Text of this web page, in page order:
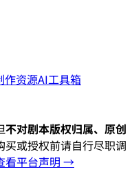
作资源AI工具箱
不对剧本版权归属、原创
买或授权前请自行尽职调
看平台声明 →